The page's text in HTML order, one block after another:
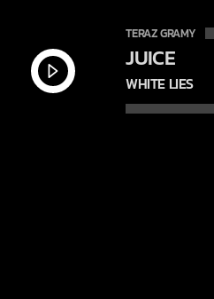
TERAZ GRAMY
JUICE
WHITE LIES